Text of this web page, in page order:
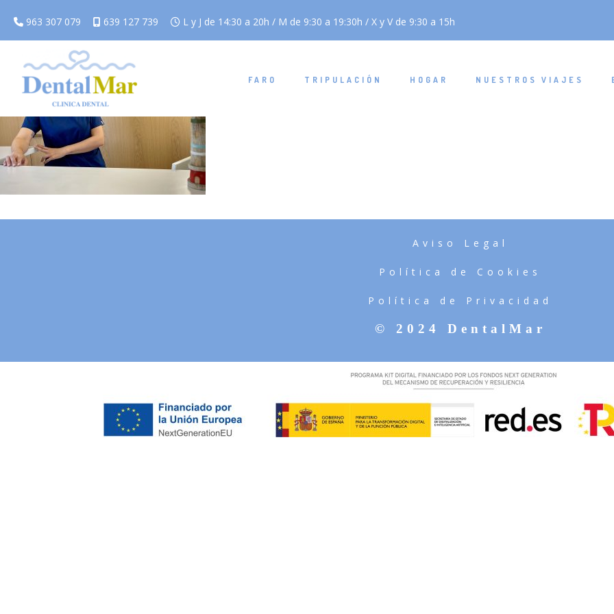
963 307 079 639 127 739 L y J de 14:30 a 20h / M de 9:30 a 19:30h / X y V de 9:30 a 15h
FARO TRIPULACIÓN HOGAR NUESTROS VIAJES
Aviso Legal
Política de Cookies
Política de Privacidad
© 2024 DentalMar